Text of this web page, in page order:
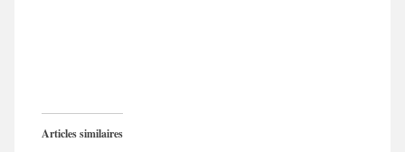
Articles similaires